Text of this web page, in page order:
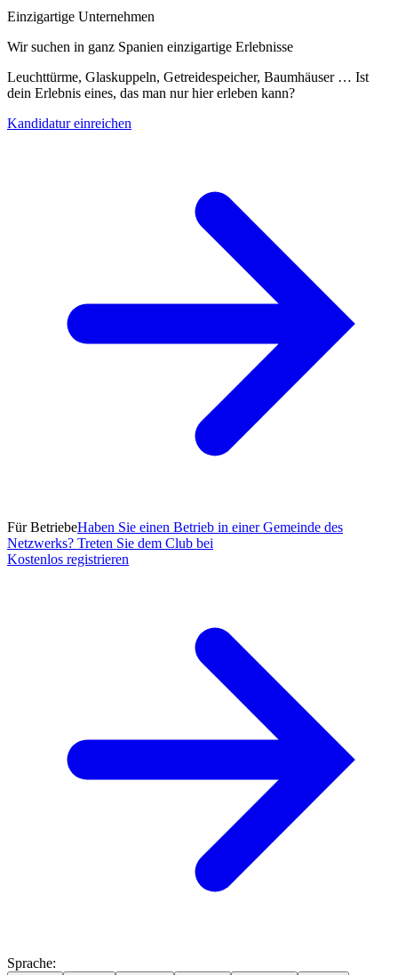
Einzigartige Unternehmen
Wir suchen in ganz Spanien einzigartige Erlebnisse
Leuchttürme, Glaskuppeln, Getreidespeicher, Baumhäuser … Ist
dein Erlebnis eines, das man nur hier erleben kann?
Kandidatur einreichen
Für BetriebeHaben Sie einen Betrieb in einer Gemeinde des
Netzwerks? Treten Sie dem Club bei
Kostenlos registrieren
Sprache: